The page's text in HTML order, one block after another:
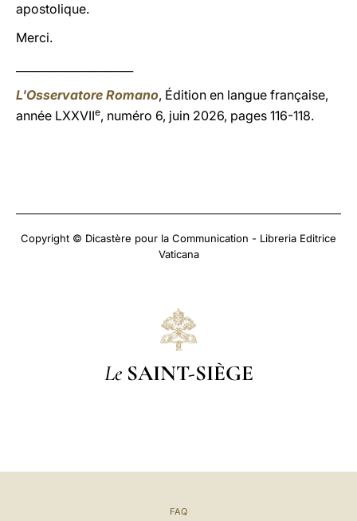
apostolique.
Merci.
L'Osservatore Romano, Édition en langue française,
année LXXVIIe, numéro 6, juin 2026, pages 116-118.
Copyright © Dicastère pour la Communication - Libreria Editrice
Vaticana
Le SAINT-SIÈGE
FAQ